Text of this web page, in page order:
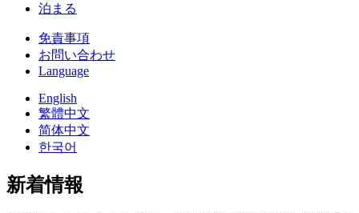
泊まる
免責事項
お問い合わせ
Language
English
繁體中文
简体中文
한국어
新着情報